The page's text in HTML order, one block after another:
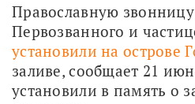
Православную
установили на острове
заливе, сообщает 21
установили в память о